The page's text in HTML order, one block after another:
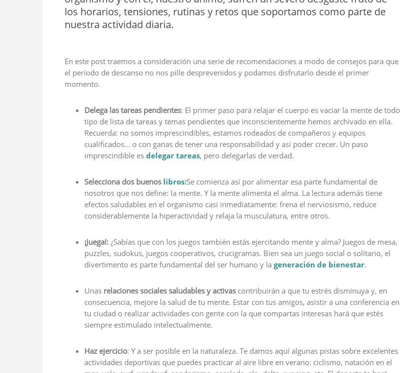
los horarios, tensiones, rutinas y retos que soportamos como parte de
nuestra actividad diaria.
En este post traemos a consideración una serie de recomendaciones a modo de consejos para que
el período de descanso no nos pille desprevenidos y podamos disfrutarlo desde el primer
momento.
Delega las tareas pendientes: El primer paso para relajar el cuerpo es vaciar la mente de todo
tipo de lista de tareas y temas pendientes que inconscientemente hemos archivado en ella.
Recuerda: no somos imprescindibles, estamos rodeados de compañeros y equipos
cualificados… o con ganas de tener una responsabilidad y así poder crecer. Un paso
imprescindible es delegar tareas, pero delegarlas de verdad.
Selecciona dos buenos libros:Se comienza así por alimentar esa parte fundamental de
nosotros que nos define: la mente. Y la mente alimenta el alma. La lectura además tiene
efectos saludables en el organismo casi inmediatamente: frena el nerviosismo, reduce
considerablemente la hiperactividad y relaja la musculatura, entre otros.
¡Juega!: ¿Sabías que con los juegos también estás ejercitando mente y alma? Juegos de mesa,
puzzles, sudokus, juegos cooperativos, crucigramas. Bien sea un juego social o solitario, el
divertimento es parte fundamental del ser humano y la generación de bienestar.
Unas relaciones sociales saludables y activas contribuirán a que tu estrés disminuya y, en
consecuencia, mejore la salud de tu mente. Estar con tus amigos, asistir a una conferencia en
tu ciudad o realizar actividades con gente con la que compartas interesas hará que estés
siempre estimulado intelectualmente.
Haz ejercicio: Y a ser posible en la naturaleza. Te damos aquí algunas pistas sobre excelentes
actividades deportivas que puedes practicar al aire libre en verano: ciclismo, natación en el